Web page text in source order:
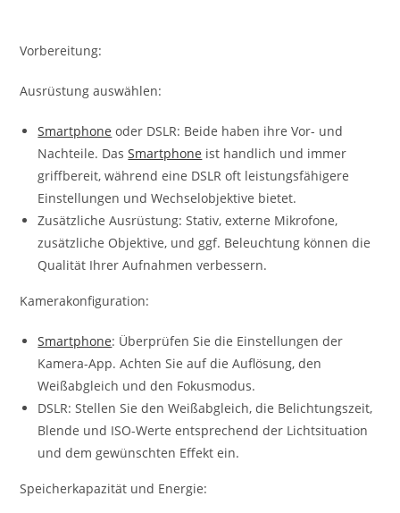
Vorbereitung:
Ausrüstung auswählen:
Smartphone oder DSLR: Beide haben ihre Vor- und
Nachteile. DasSmartphone ist handlich und immer
griffbereit, während eine DSLR oft leistungsfähigere
Einstellungen und Wechselobjektive bietet.
Zusätzliche Ausrüstung: Stativ, externe Mikrofone,
zusätzliche Objektive, und ggf. Beleuchtung können die
Qualität Ihrer Aufnahmen verbessern.
Kamerakonfiguration:
Smartphone: Überprüfen Sie die Einstellungen der
Kamera-App. Achten Sie auf die Auflösung, den
Weißabgleich und den Fokusmodus.
DSLR: Stellen Sie den Weißabgleich, die Belichtungszeit,
Blende und ISO-Werte entsprechend der Lichtsituation
und dem gewünschten Effekt ein.
Speicherkapazität und Energie: